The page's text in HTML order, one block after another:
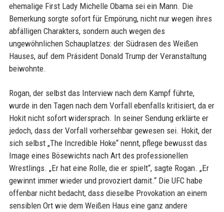
ehemalige First Lady Michelle Obama sei ein Mann. Die
Bemerkung sorgte sofort für Empörung, nicht nur wegen ihres
abfälligen Charakters, sondern auch wegen des
ungewöhnlichen Schauplatzes: der Südrasen des Weißen
Hauses, auf dem Präsident Donald Trump der Veranstaltung
beiwohnte.
Rogan, der selbst das Interview nach dem Kampf führte,
wurde in den Tagen nach dem Vorfall ebenfalls kritisiert, da er
Hokit nicht sofort widersprach. In seiner Sendung erklärte er
jedoch, dass der Vorfall vorhersehbar gewesen sei. Hokit, der
sich selbst „The Incredible Hoke“ nennt, pflege bewusst das
Image eines Bösewichts nach Art des professionellen
Wrestlings. „Er hat eine Rolle, die er spielt“, sagte Rogan. „Er
gewinnt immer wieder und provoziert damit.“ Die UFC habe
offenbar nicht bedacht, dass dieselbe Provokation an einem
sensiblen Ort wie dem Weißen Haus eine ganz andere